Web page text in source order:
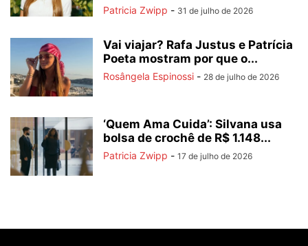
Patricia Zwipp - 31 de julho de 2026
Vai viajar? Rafa Justus e Patrícia
Poeta mostram por que o...
Rosângela Espinossi - 28 de julho de 2026
‘Quem Ama Cuida’: Silvana usa
bolsa de crochê de R$ 1.148...
Patricia Zwipp - 17 de julho de 2026